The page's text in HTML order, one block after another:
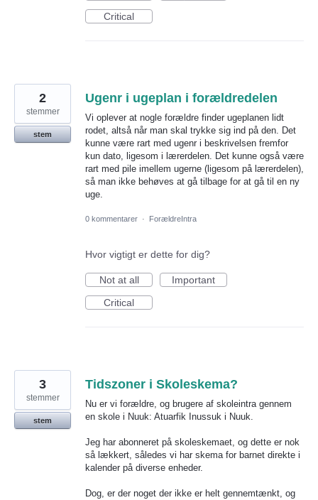
Critical
Ugenr i ugeplan i forældredelen
Vi oplever at nogle forældre finder ugeplanen lidt
rodet, altså når man skal trykke sig ind på den. Det
kunne være rart med ugenr i beskrivelsen fremfor
kun dato, ligesom i lærerdelen. Det kunne også være
rart med pile imellem ugerne (ligesom på lærerdelen),
så man ikke behøves at gå tilbage for at gå til en ny
uge.
2
stemmer
stem
0 kommentarer · ForældreIntra
Hvor vigtigt er dette for dig?
Not at all
Important
Critical
Tidszoner i Skoleskema?
Nu er vi forældre, og brugere af skoleintra gennem
en skole i Nuuk: Atuarfik Inussuk i Nuuk.
Jeg har abonneret på skoleskemaet, og dette er nok
så lækkert, således vi har skema for barnet direkte i
kalender på diverse enheder.
Dog, er der noget der ikke er helt gennemtænkt, og
3
stemmer
stem